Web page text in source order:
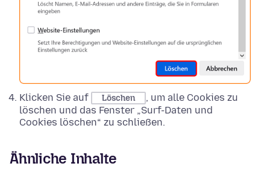
Klicken Sie auf Löschen
, um alle Cookies zu
löschen und das Fenster „Surf-Daten und
Cookies löschen“ zu schließen.
Ähnliche Inhalte